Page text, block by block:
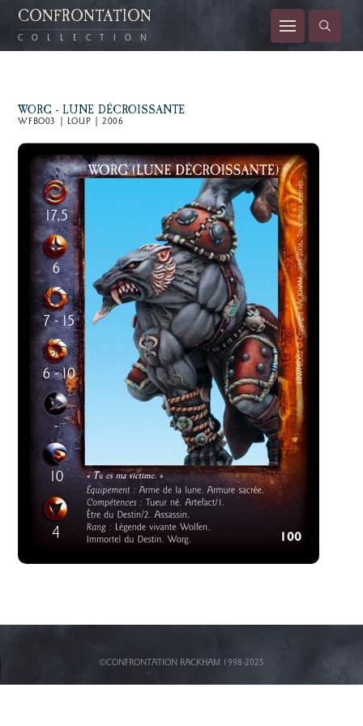
CONFRONTATION
COLLECTION
WORG - LUNE DÉCROISSANTE
WFBO03 | LOUP | 2006
©CONFRONTATION RACKHAM 1998-2025